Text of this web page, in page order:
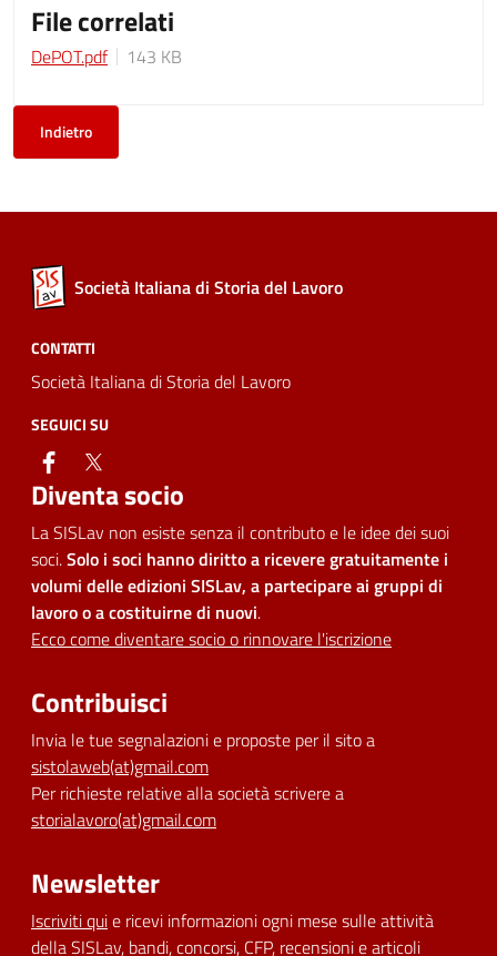
File correlati
DePOT.pdf 143 KB
Indietro
Società Italiana di Storia del Lavoro
CONTATTI
Società Italiana di Storia del Lavoro
SEGUICI SU
facebook
Diventa socio
La SISLav non esiste senza il contributo e le idee dei suoi
soci.Solo i soci hanno diritto a ricevere gratuitamente i
volumi delle edizioni SISLav, a partecipare ai gruppi di
lavoro o a costituirne di nuovi.
Ecco come diventare socio o rinnovare l'iscrizione
Contribuisci
Invia le tue segnalazioni e proposte per il sito a
sistolaweb(at)gmail.com
Per richieste relative alla società scrivere a
storialavoro(at)gmail.com
Newsletter
Iscriviti quie ricevi informazioni ogni mese sulle attività
della SISLav, bandi, concorsi, CFP, recensioni e articoli